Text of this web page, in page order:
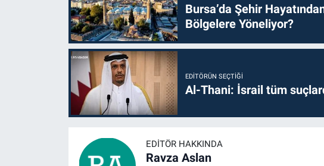
Bursa’da Şehir
Bölgelere Yöneliyor?
EDITÖRÜN SEÇTIĞI
Al-Thani: İsrail tüm
EDITÖR HAKKINDA
Ravza Aslan